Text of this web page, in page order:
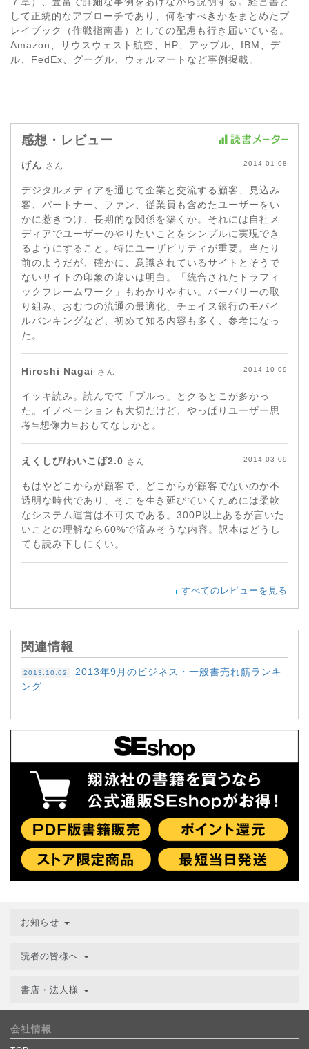
して正統的なアプローチであり、何をすべきかをまとめたプ
レイブック（作戦指南書）としての配慮も行き届いている。
Amazon、サウスウェスト航空、HP、アップル、IBM、デ
ル、FedEx、グーグル、ウォルマートなど事例掲載。
感想・レビュー
げん さん 2014-01-08
デジタルメディアを通じて企業と交流する顧客、見込み
客、パートナー、ファン、従業員も含めたユーザーをい
かに惹きつけ、長期的な関係を築くか。それには自社メ
ディアでユーザーのやりたいことをシンプルに実現でき
るようにすること。特にユーザビリティが重要。当たり
前のようだが、確かに、意識されているサイトとそうで
ないサイトの印象の違いは明白。「統合されたトラフィ
ックフレームワーク」もわかりやすい。バーバリーの取
り組み、おむつの流通の最適化、チェイス銀行のモバイ
ルバンキングなど、初めて知る内容も多く、参考になっ
た。
Hiroshi Nagai さん 2014-10-09
イッキ読み。読んでて「ブルっ」とクるとこが多かっ
た。イノベーションも大切だけど、やっぱりユーザー思
考≒想像力≒おもてなしかと。
えくしび/わいこば2.0 さん 2014-03-09
もはやどこからが顧客で、どこからが顧客でないのか不
透明な時代であり、そこを生き延びていくためには柔軟
なシステム運営は不可欠である。300P以上あるが言いた
いことの理解なら60%で済みそうな内容。訳本はどうし
ても読み下しにくい。
すべてのレビューを見る
関連情報
2013.10.02
2013年9月のビジネス・一般書売れ筋ランキ
ング
お知らせ
読者の皆様へ
書店・法人様
会社情報